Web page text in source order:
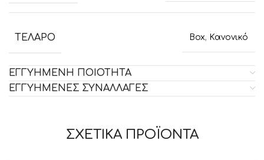
ΤΕΛΑΡΟ Box, Κανονικό
ΕΓΓΥΗΜΕΝΗ ΠΟΙΟΤΗΤΑ
ΕΓΓΥΗΜΕΝΕΣ ΣΥΝΑΛΛΑΓΕΣ
ΣΧΕΤΙΚΑ ΠΡΟΪΟΝΤΑ